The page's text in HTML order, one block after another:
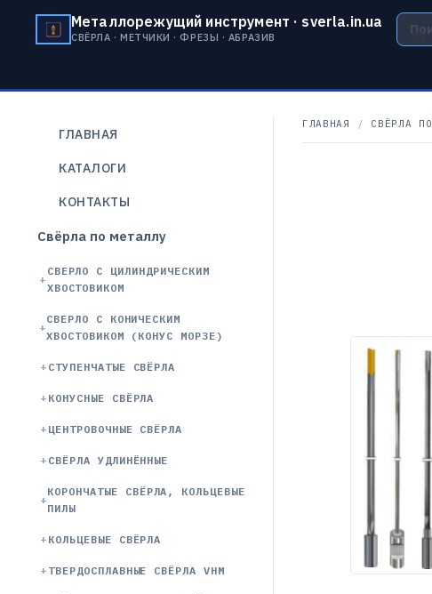
Металлорежущий инструмент · sverla.in.ua
СВЁРЛА · МЕТЧИКИ · ФРЕЗЫ · АБРАЗИВ
ГЛАВНАЯ
КАТАЛОГИ
КОНТАКТЫ
Свёрла по металлу
СВЕРЛО С ЦИЛИНДРИЧЕСКИМ
ХВОСТОВИКОМ
СВЕРЛО С КОНИЧЕСКИМ
ХВОСТОВИКОМ (КОНУС МОРЗЕ)
СТУПЕНЧАТЫЕ СВЁРЛА
КОНУСНЫЕ СВЁРЛА
ЦЕНТРОВОЧНЫЕ СВЁРЛА
СВЁРЛА УДЛИНЁННЫЕ
КОРОНЧАТЫЕ СВЁРЛА, КОЛЬЦЕВЫЕ
ПИЛЫ
КОЛЬЦЕВЫЕ СВЁРЛА
ТВЕРДОСПЛАВНЫЕ СВЁРЛА VHM
ГЛАВНАЯ / СВЁРЛА